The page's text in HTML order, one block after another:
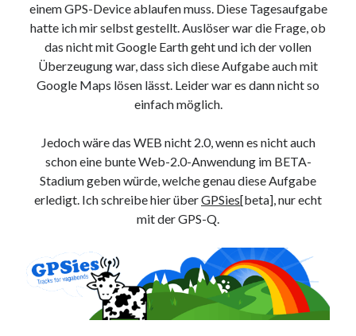
icinga critical/config: Error: Stack overflow while evaluating expression:
Recursion level too deep.
1. April 2018
Winterhüttentour 2018
9. März 2018
Michael
the wink of nintendo DS lite
chriszuVGN-P11Z auf SSD
zu
VGN-P11Z auf SSD
VGN-P11Z Downgrade
Kategorien
einem GPS-Device ablaufen muss. Diese Tagesaufgabe
hatte ich mir selbst gestellt. Auslöser war die Frage, ob
das nicht mit Google Earth geht und ich der vollen
Überzeugung war, dass sich diese Aufgabe auch mit
Google Maps lösen lässt. Leider war es dann nicht so
einfach möglich.
Jedoch wäre das WEB nicht 2.0, wenn es nicht auch
schon eine bunte Web-2.0-Anwendung im BETA-
Stadium geben würde, welche genau diese Aufgabe
erledigt. Ich schreibe hier überGPSies[beta], nur echt
mit der GPS-Q.